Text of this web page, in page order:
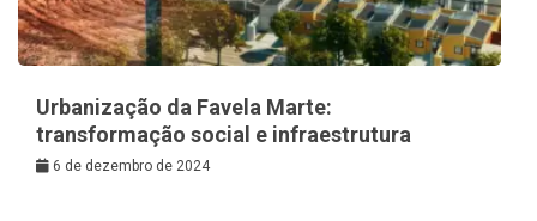
Urbanização da Favela Marte:
transformação social e infraestrutura
6 de dezembro de 2024